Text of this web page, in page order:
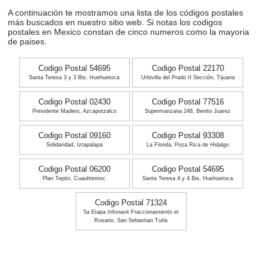
A continuación te mostramos una lista de los códigos postales
más buscados en nuestro sitio web. Si notas los codigos
postales en Mexico constan de cinco numeros como la mayoria
de paises.
Codigo Postal 54695
Santa Teresa 3 y 3 Bis, Huehuetoca
Codigo Postal 22170
Urbivilla del Prado II Sección, Tijuana
Codigo Postal 02430
Presidente Madero, Azcapotzalco
Codigo Postal 77516
Supermanzana 248, Benito Juarez
Codigo Postal 09160
Solidaridad, Iztapalapa
Codigo Postal 93308
La Florida, Poza Rica de Hidalgo
Codigo Postal 06200
Plan Tepito, Cuauhtemoc
Codigo Postal 54695
Santa Teresa 4 y 4 Bis, Huehuetoca
Codigo Postal 71324
5a Etapa Infonavit Fraccionamiento el
Rosario, San Sebastian Tutla